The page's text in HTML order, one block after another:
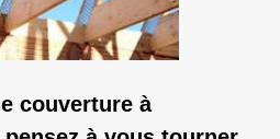
couverture à